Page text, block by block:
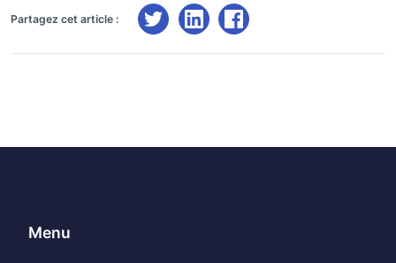
Partagez cet article :
Menu